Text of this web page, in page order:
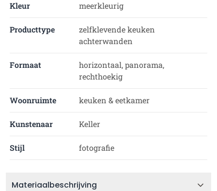
Kleur meerkleurig
Producttype
zelfklevende keuken
achterwanden
Formaat
horizontaal, panorama,
rechthoekig
Woonruimte keuken & eetkamer
Kunstenaar Keller
Stijl fotografie
Materiaalbeschrijving